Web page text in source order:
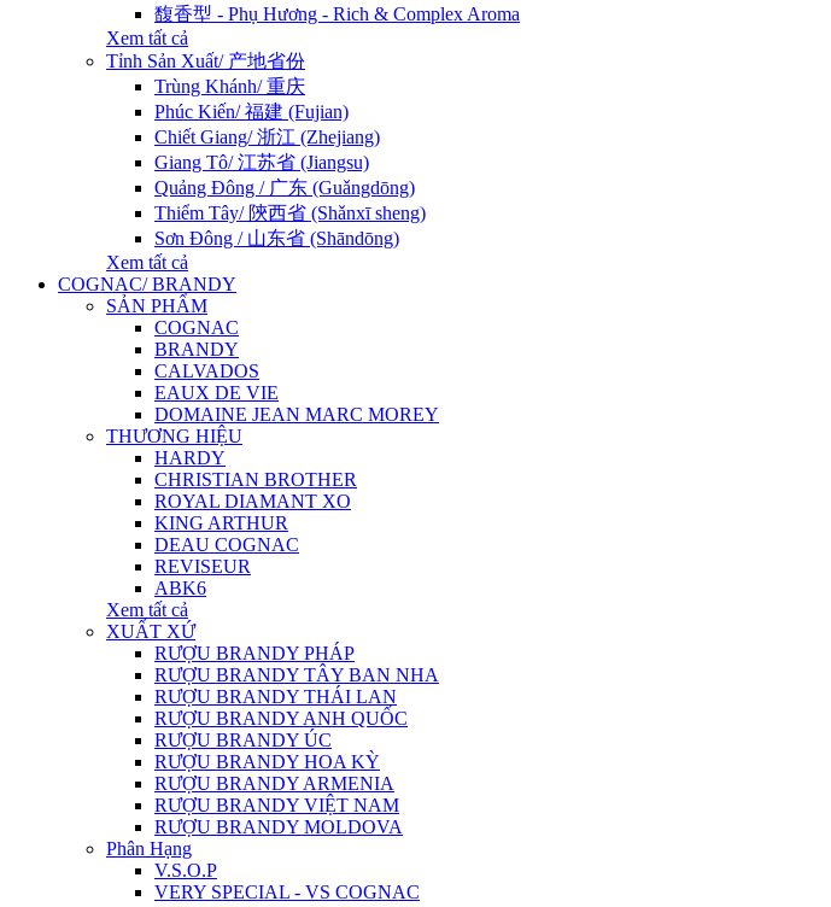
馥香型 - Phụ Hương - Rich & Complex Aroma
Xem tất cả
Tỉnh Sản Xuất/ 产地省份
Trùng Khánh/ 重庆
Phúc Kiến/ 福建 (Fujian)
Chiết Giang/ 浙江 (Zhejiang)
Giang Tô/ 江苏省 (Jiangsu)
Quảng Đông / 广东 (Guǎngdōng)
Thiểm Tây/ 陝西省 (Shǎnxī sheng)
Sơn Đông / 山东省 (Shāndōng)
Xem tất cả
COGNAC/ BRANDY
SẢN PHẨM
COGNAC
BRANDY
CALVADOS
EAUX DE VIE
DOMAINE JEAN MARC MOREY
THƯƠNG HIỆU
HARDY
CHRISTIAN BROTHER
ROYAL DIAMANT XO
KING ARTHUR
DEAU COGNAC
REVISEUR
ABK6
Xem tất cả
XUẤT XỨ
RƯỢU BRANDY PHÁP
RƯỢU BRANDY TÂY BAN NHA
RƯỢU BRANDY THÁI LAN
RƯỢU BRANDY ANH QUỐC
RƯỢU BRANDY ÚC
RƯỢU BRANDY HOA KỲ
RƯỢU BRANDY ARMENIA
RƯỢU BRANDY VIỆT NAM
RƯỢU BRANDY MOLDOVA
Phân Hạng
V.S.O.P
VERY SPECIAL - VS COGNAC